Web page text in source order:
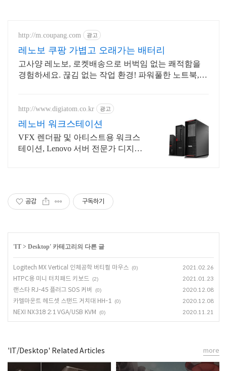
http://m.coupang.com 광고
레노보 쿠팡 가볍고 오래가는 배터리
고사양 레노보, 로켓배송으로 버벅임 없는 쾌적함을
경험하세요. 끊김 없는 작업 환경! 파워풀한 노트북,
http://www.digiatom.co.kr 광고
레노버 워크스테이션
VFX 렌더팜 및 아티스트용 워크스
테이션, Lenovo 서버 전문가 디지아
공감 구독하기
'IT > Desktop' 카테고리의 다른 글
Logitech MX Vertical 인체공학 버티컬 마우스 (0) 2021.02.26
HTPC용 미니 터치패드 키보드 (2) 2021.01.23
랜스타 RJ-45 플러그 SOS 커버 (0) 2020.12.08
카멜마운트 헤드셋 스탠드 거치대 HH-1 (0) 2020.12.08
NEXI NX318 2:1 VGA/USB KVM (0) 2020.11.21
'IT/Desktop' Related Articles more